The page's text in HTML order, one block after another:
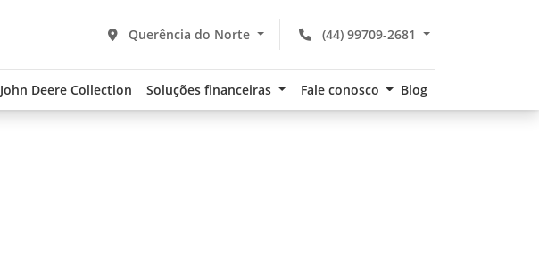
(44) 99709-2681
Querência do Norte
John Deere Collection Soluções financeiras Fale conosco Blog